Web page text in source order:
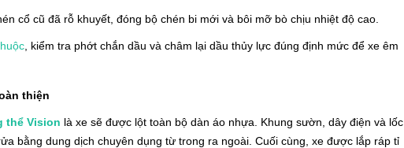
cổ cũ đã rỗ khuyết, đóng bộ chén bi mới và bôi mỡ bò chịu nhiệt độ cao.
, kiểm tra phớt chắn dầu và châm lại dầu thủy lực đúng định mức để xe êm
thiện
thể Vision là xe sẽ được lột toàn bộ dàn áo nhựa. Khung sườn, dây điện và lốc
bằng dung dịch chuyên dụng từ trong ra ngoài. Cuối cùng, xe được lắp ráp tỉ